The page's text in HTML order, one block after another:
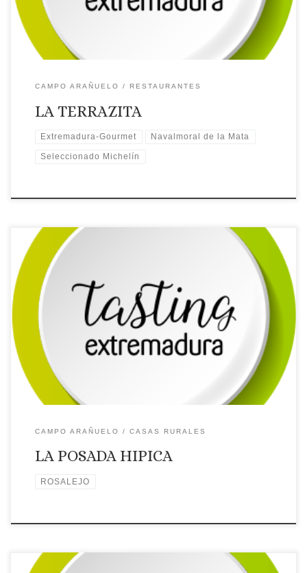
Ubicación
CAMPO ARAÑUELO RESTAURANTES
LA TERRAZITA
Extremadura-Gourmet Navalmoral de la Mata
Seleccionado Michelín
Licencia: TR-CC-00063 Categoría: 3 Estrellas
Tipo:
Casa rural
Comarca turística: CAMPO ARAÑUELO
Localidad: ROSALEJO
Dirección: C/ La Plaza, Nº 15
Página
web: Web ✉Correo Electrónico: Contactar por correo
electrónico
Teléfono: Teléfono: 927550351 – 685145208
Placa distintiva 🗺Ubicación
CAMPO ARAÑUELO CASAS RURALES
LA POSADA HIPICA
ROSALEJO